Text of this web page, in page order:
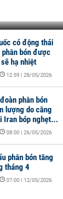
Giá phân bón tăng
lên kế hoạch bổ
hỗ trợ nông dân
HÀNG HÓA - 11:59 | 20/
Ấn Độ đặt mua
với giá cao hơn
với trước căng
HÀNG HÓA - 08:06 | 13/